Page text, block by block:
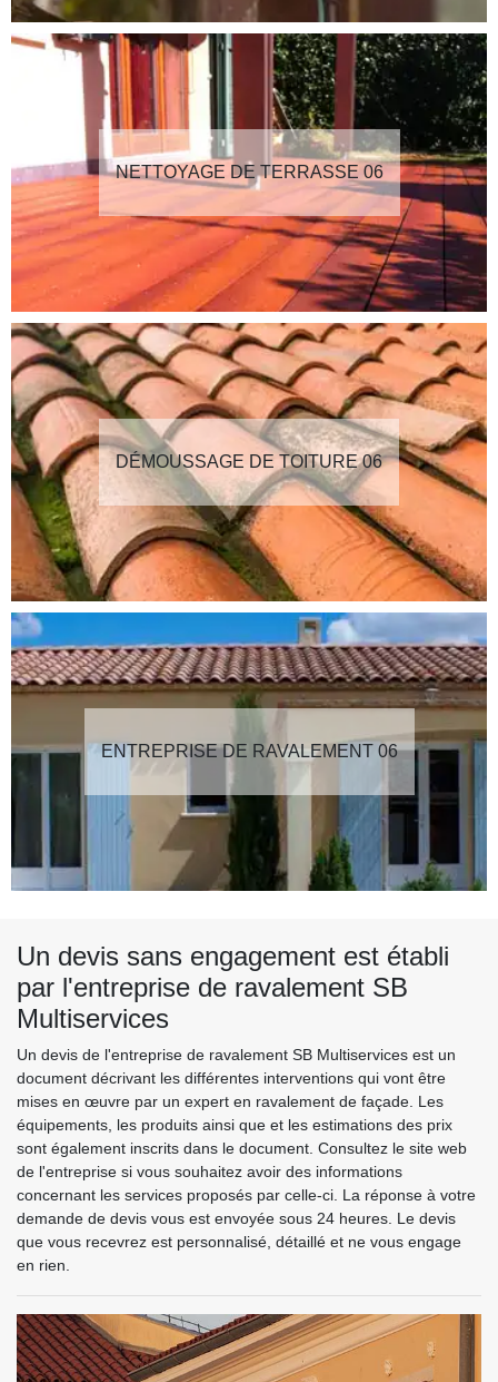
NETTOYAGE DE TERRASSE 06
DÉMOUSSAGE DE TOITURE 06
ENTREPRISE DE RAVALEMENT 06
Un devis sans engagement est établi
par l'entreprise de ravalement SB
Multiservices
Un devis de l'entreprise de ravalement SB Multiservices est un
document décrivant les différentes interventions qui vont être
mises en œuvre par un expert en ravalement de façade. Les
équipements, les produits ainsi que et les estimations des prix
sont également inscrits dans le document. Consultez le site web
de l'entreprise si vous souhaitez avoir des informations
concernant les services proposés par celle-ci. La réponse à votre
demande de devis vous est envoyée sous 24 heures. Le devis
que vous recevrez est personnalisé, détaillé et ne vous engage
en rien.